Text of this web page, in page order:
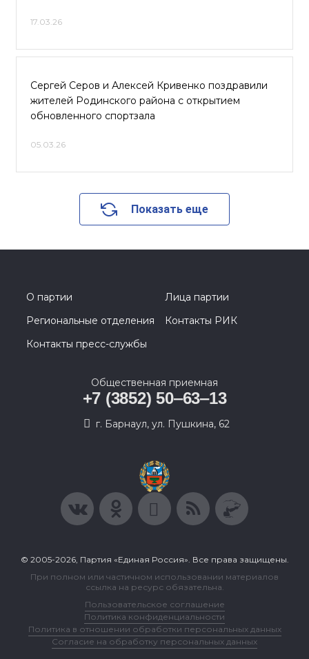
17.03.26
Сергей Серов и Алексей Кривенко поздравили
жителей Родинского района с открытием
обновленного спортзала
05.03.26
Показать еще
О партии
Лица партии
Региональные отделения
Контакты РИК
Контакты пресс-службы
Общественная приемная
+7 (3852) 50‒63‒13
г. Барнаул, ул. Пушкина, 62
© 2005-2026, Партия «Единая Россия». Все права защищены.
При полном или частичном использовании материалов
ссылка на ресурс обязательна.
Пользовательское соглашение
Политика конфиденциальности
Политика в отношении обработки персональных данных
Согласие на обработку персональных данных